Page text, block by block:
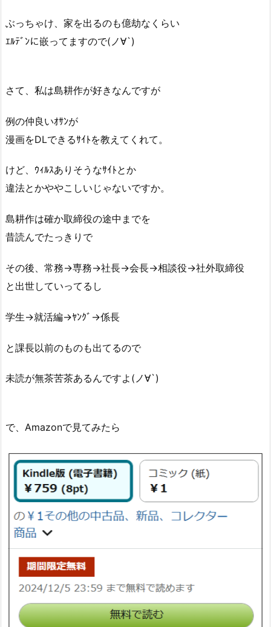
ぶっちゃけ、家を出るのも億劫なくらい
ｴﾙﾃﾞﾝに嵌ってますので(ノ∀`)
さて、私は島耕作が好きなんですが
例の仲良いｵｻﾝが
漫画をDLできるｻｲﾄを教えてくれて。
けど、ｳｨﾙｽありそうなｻｲﾄとか
違法とかややこしいじゃないですか。
島耕作は確か取締役の途中までを
昔読んでたっきりで
その後、常務→専務→社長→会長→相談役→社外取締役
と出世していってるし
学生→就活編→ﾔﾝｸﾞ→係長
と課長以前のものも出てるので
未読が無茶苦茶あるんですよ(ノ∀`)
で、Amazonで見てみたら